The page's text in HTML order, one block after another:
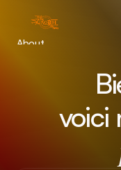
About
Coming Soon voici